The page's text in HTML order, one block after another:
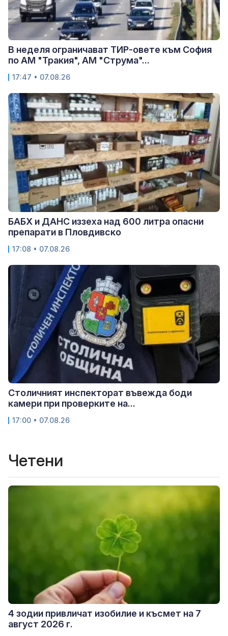
В неделя ограничават ТИР-овете към София
по АМ "Тракия", АМ "Струма"...
17:47 • 07.08.26
БАБХ и ДАНС иззеха над 600 литра опасни
препарати в Пловдивско
17:08 • 07.08.26
Столичният инспекторат въвежда боди
камери при проверките на...
17:00 • 07.08.26
Четени
4 зодии привличат изобилие и късмет на 7
август 2026 г.